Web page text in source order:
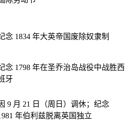
念 1834 年大英帝国废除奴隶制
念 1798 年在圣乔治岛战役中战胜西
牙
9 月 21 日（周日）调休；纪念
年伯利兹脱离英国独立